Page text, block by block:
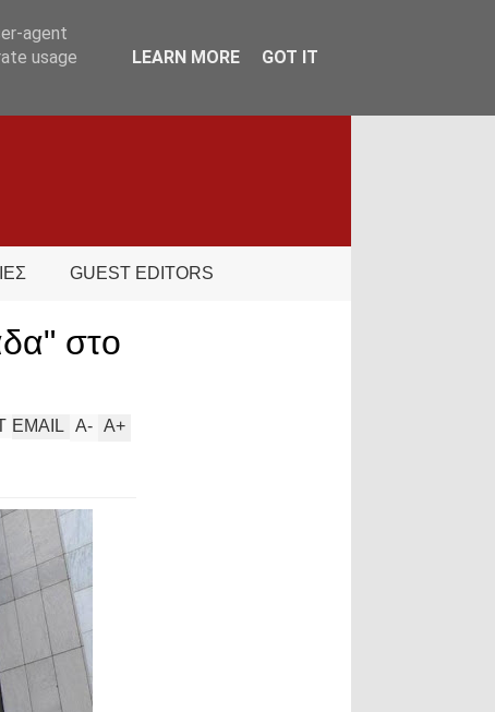
GUEST EDITORS
στο
A+
A-
EMAIL
agent
usage
LEARN MORE GOT IT